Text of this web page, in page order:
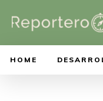
HOME